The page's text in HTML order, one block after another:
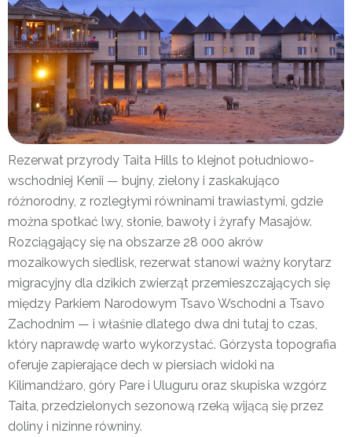
Rezerwat przyrody Taita Hills to klejnot południowo-
wschodniej Kenii — bujny, zielony i zaskakująco
różnorodny, z rozległymi równinami trawiastymi, gdzie
można spotkać lwy, słonie, bawoły i żyrafy Masajów.
Rozciągający się na obszarze 28 000 akrów
mozaikowych siedlisk, rezerwat stanowi ważny korytarz
migracyjny dla dzikich zwierząt przemieszczających się
między Parkiem Narodowym Tsavo Wschodni a Tsavo
Zachodnim — i właśnie dlatego dwa dni tutaj to czas,
który naprawdę warto wykorzystać. Górzysta topografia
oferuje zapierające dech w piersiach widoki na
Kilimandżaro, góry Pare i Uluguru oraz skupiska wzgórz
Taita, przedzielonych sezonową rzeką wijącą się przez
doliny i nizinne równiny.